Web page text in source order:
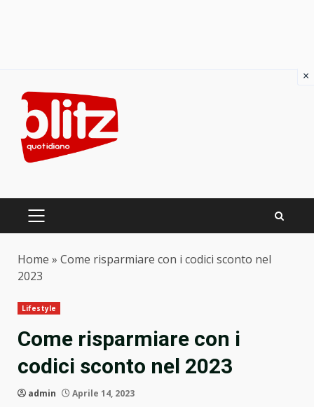
content
PRIMARY
Home » Come risparmiare con i codici sconto nel
2023
Lifestyle
Come risparmiare con i
codici sconto nel 2023
admin Aprile 14, 2023
×